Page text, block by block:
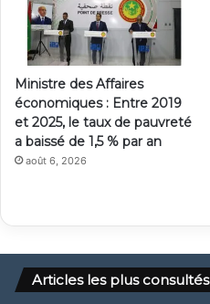
Ministre des Affaires
économiques : Entre 2019
et 2025, le taux de pauvreté
a baissé de 1,5 % par an
août 6, 2026
Articles les plus consultés